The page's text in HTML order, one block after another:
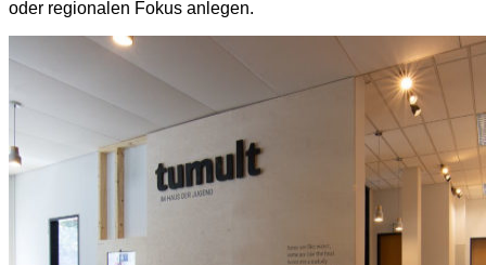
oder regionalen Fokus anlegen.